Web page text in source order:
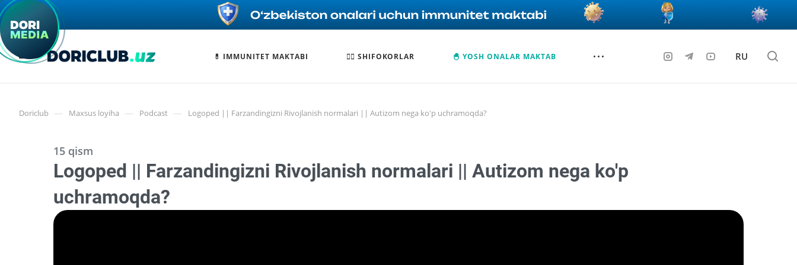
💊 IMMUNITET MAKTABI 🧑‍⚕️ SHIFOKORLAR 🐣 YOSH ONALAR MAKTAB RU
Doriclub — Maxsus loyiha — Podcast — Logoped || Farzandingizni Rivojlanish normalari || Autizom nega ko'p uchramoqda?
15 qism
Logoped || Farzandingizni Rivojlanish normalari || Autizom nega ko'p
uchramoqda?